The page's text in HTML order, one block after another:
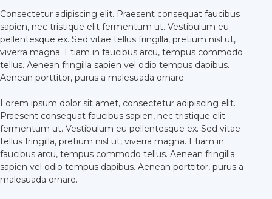
Consectetur adipiscing elit. Praesent consequat faucibus
sapien, nec tristique elit fermentum ut. Vestibulum eu
pellentesque ex. Sed vitae tellus fringilla, pretium nisl ut,
viverra magna. Etiam in faucibus arcu, tempus commodo
tellus. Aenean fringilla sapien vel odio tempus dapibus.
Aenean porttitor, purus a malesuada ornare.
Lorem ipsum dolor sit amet, consectetur adipiscing elit.
Praesent consequat faucibus sapien, nec tristique elit
fermentum ut. Vestibulum eu pellentesque ex. Sed vitae
tellus fringilla, pretium nisl ut, viverra magna. Etiam in
faucibus arcu, tempus commodo tellus. Aenean fringilla
sapien vel odio tempus dapibus. Aenean porttitor, purus a
malesuada ornare.